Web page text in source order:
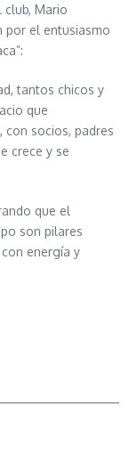
Mario
por el entusiasmo
tantos chicos y
que
con socios, padres
crece y se
que el
son pilares
energía y